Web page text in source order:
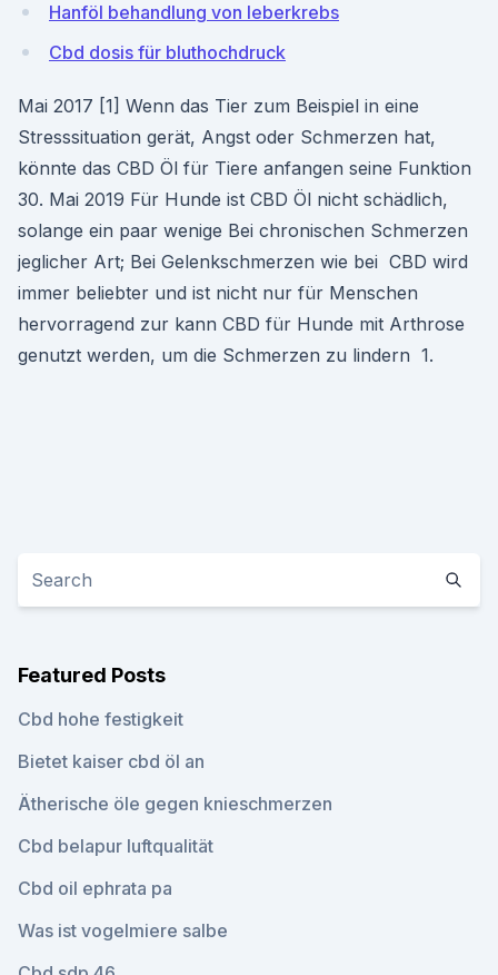
Hanföl behandlung von leberkrebs
Cbd dosis für bluthochdruck
Mai 2017 [1] Wenn das Tier zum Beispiel in eine
Stresssituation gerät, Angst oder Schmerzen hat,
könnte das CBD Öl für Tiere anfangen seine Funktion
30. Mai 2019 Für Hunde ist CBD Öl nicht schädlich,
solange ein paar wenige Bei chronischen Schmerzen
jeglicher Art; Bei Gelenkschmerzen wie bei CBD wird
immer beliebter und ist nicht nur für Menschen
hervorragend zur kann CBD für Hunde mit Arthrose
genutzt werden, um die Schmerzen zu lindern 1.
Featured Posts
Cbd hohe festigkeit
Bietet kaiser cbd öl an
Ätherische öle gegen knieschmerzen
Cbd belapur luftqualität
Cbd oil ephrata pa
Was ist vogelmiere salbe